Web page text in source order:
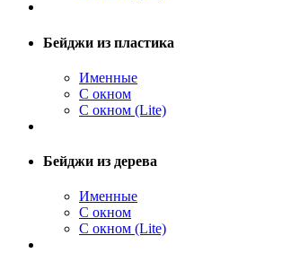
Бейджи из пластика
Именные
С окном
С окном (Lite)
Бейджи из дерева
Именные
С окном
С окном (Lite)